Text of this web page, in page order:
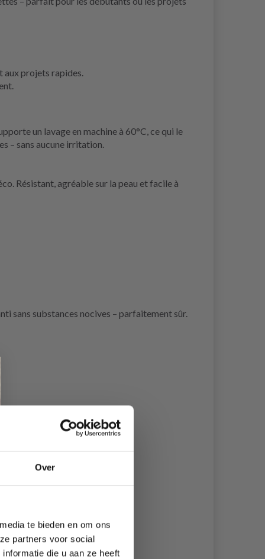
Over
te bieden en om ons
partners voor social
die u aan ze heeft
aux projets rapides.
un lavage en machine à 60°C, ce qui le
– sans aucune irritation.
Résistant, agréable sur la peau et facile à
sans substances nocives – parfaitement sûr.